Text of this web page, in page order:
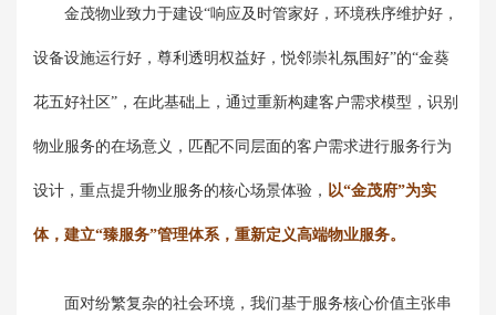
金茂物业致力于建设“响应及时管家好，环境秩序维护好，
设备设施运行好，尊利透明权益好，悦邻崇礼氛围好”的“金葵
花五好社区”，在此基础上，通过重新构建客户需求模型，识别
物业服务的在场意义，匹配不同层面的客户需求进行服务行为
设计，重点提升物业服务的核心场景体验， 以“金茂府”为实
体，建立“臻服务”管理体系，重新定义高端物业服务。
面对纷繁复杂的社会环境，我们基于服务核心价值主张串